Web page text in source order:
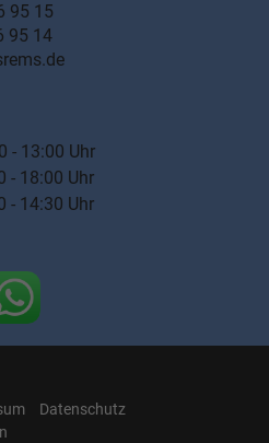
95 15
95 14
- 13:00 Uhr
Uhr
Uhr
Datenschutz